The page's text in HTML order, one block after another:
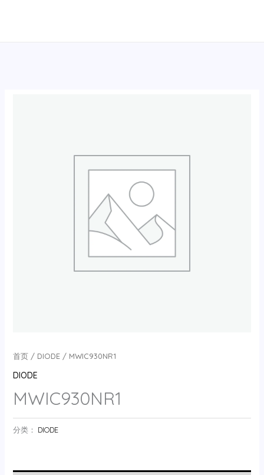
首页/ DIODE/ MWIC930NR1
DIODE
MWIC930NR1
分类： DIODE